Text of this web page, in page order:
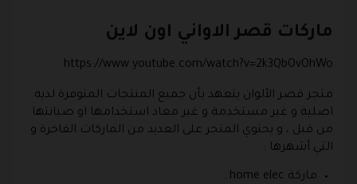
ماركات قصر الاواني اون لاين
https://www.youtube.com/watch?v=2k3QbOvOhWo
متجر قصر الألوان يتعهد بأن جميع المنتجات المتوفرة لديه
اصلية و غير مستخدمة و غير معاد استخدامها او صيانتها
من قبل ، و يحتوي المتجر على العديد من الماركات الفاخرة و
التي أشهرها :
ماركة home elec .